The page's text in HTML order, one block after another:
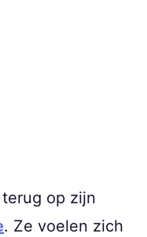
op zijn
. Ze voelen zich